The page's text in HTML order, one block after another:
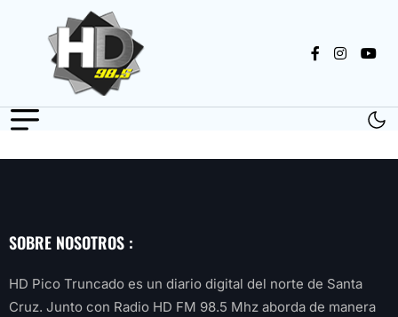
SOBRE NOSOTROS :
HD Pico Truncado es un diario digital del norte de Santa
Cruz. Junto con Radio HD FM 98.5 Mhz aborda de manera